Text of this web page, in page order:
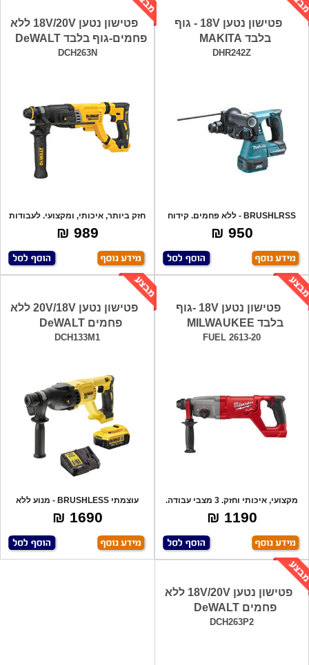
פטישון נטען 18V - גוף
בלבד MAKITA
DHR242Z
BRUSHLRSS - ללא פחמים. קידוח
בבטון, ביט
950 ₪
פטישון נטען 18V/20V ללא
פחמים-גוף בלבד DeWALT
DCH263N
חזק ביותר, איכותי, ומקצועי. לעבודות
קשות
989 ₪
פטישון נטען 18V -גוף
בלבד MILWAUKEE
FUEL 2613-20
מקצועי, איכותי וחזק. 3 מצבי עבודה.
מנוע
1190 ₪
פטישון נטען 20V/18V ללא
פחמים DeWALT
DCH133M1
עוצמתי BRUSHLESS - מנוע ללא
פחמים -מונע
1690 ₪
פטישון נטען 18V/20V ללא
פחמים DeWALT
DCH263P2